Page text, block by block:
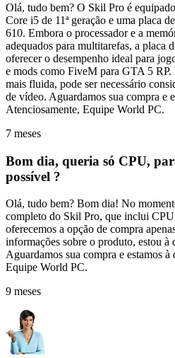
Olá, tudo bem? O Skil Pro é
Core i5 de 11ª geração e uma placa
610. Embora o processador e a
adequados para multitarefas, a placa
oferecer o desempenho ideal para
e mods como FiveM para GTA 5 RP.
mais fluida, pode ser necessário
de vídeo. Aguardamos sua compra e
Atenciosamente, Equipe World PC.
7 meses
Bom dia, queria só CPU,
possível ?
Olá, tudo bem? Bom dia! No
completo do Skil Pro, que inclui
oferecemos a opção de compra
informações sobre o produto, estou à
Aguardamos sua compra e estamos
Equipe World PC.
9 meses